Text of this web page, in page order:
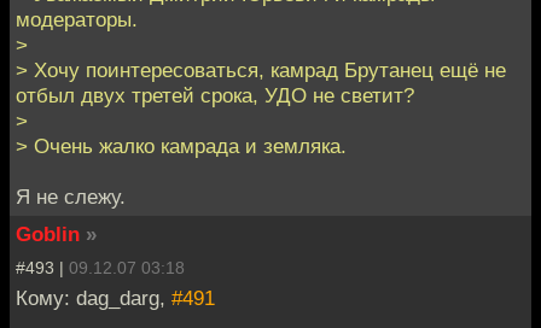
модераторы.
>
> Хочу поинтересоваться, камрад Брутанец ещё не
отбыл двух третей срока, УДО не светит?
>
> Очень жалко камрада и земляка.
Я не слежу.
Goblin »
#493 | 09.12.07 03:18
Кому: dag_darg, #491